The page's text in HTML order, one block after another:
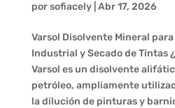
porsofiacely| Abr 17, 2026
Varsol Disolvente Mineral
Industrial y Secado de Tintas
Varsol es un disolvente
petróleo, ampliamente
la dilución de pinturas y